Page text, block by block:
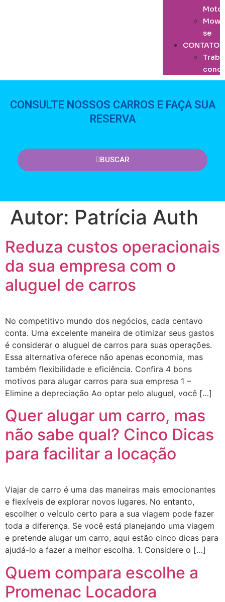
se
CONTATO
CONSULTE NOSSOS CARROS E FAÇA SUA
RESERVA
BUSCAR
Autor: Patrícia Auth
Reduza custos operacionais
da sua empresa com o
aluguel de carros
No competitivo mundo dos negócios, cada centavo
conta. Uma excelente maneira de otimizar seus gastos
é considerar o aluguel de carros para suas operações.
Essa alternativa oferece não apenas economia, mas
também flexibilidade e eficiência. Confira 4 bons
motivos para alugar carros para sua empresa 1 –
Elimine a depreciação Ao optar pelo aluguel, você […]
Quer alugar um carro, mas
não sabe qual? Cinco Dicas
para facilitar a locação
Viajar de carro é uma das maneiras mais emocionantes
e flexíveis de explorar novos lugares. No entanto,
escolher o veículo certo para a sua viagem pode fazer
toda a diferença. Se você está planejando uma viagem
e pretende alugar um carro, aqui estão cinco dicas para
ajudá-lo a fazer a melhor escolha. 1. Considere o […]
Quem compara escolhe a
Promenac Locadora